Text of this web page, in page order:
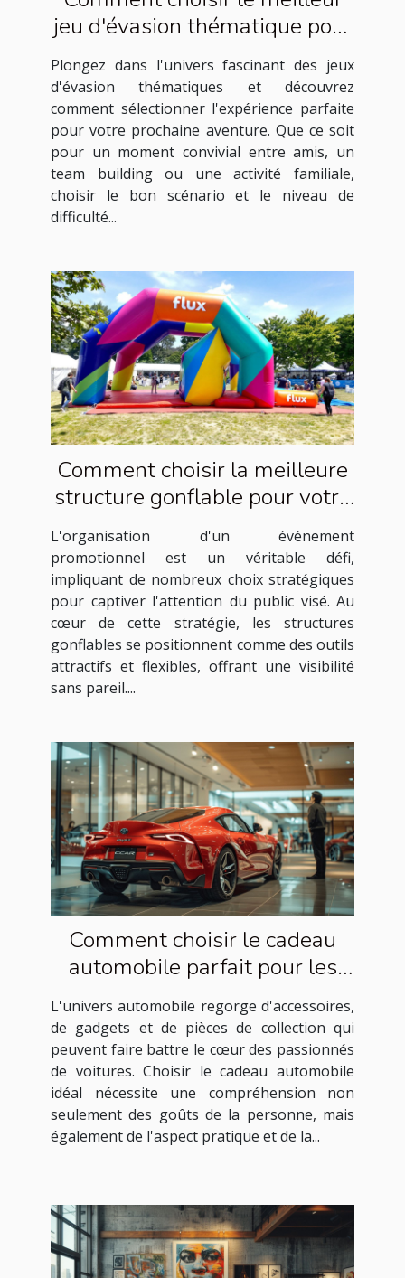
jeu d'évasion thématique pour
votre prochaine aventure
Plongez dans l'univers fascinant des jeux
d'évasion thématiques et découvrez
comment sélectionner l'expérience parfaite
pour votre prochaine aventure. Que ce soit
pour un moment convivial entre amis, un
team building ou une activité familiale,
choisir le bon scénario et le niveau de
difficulté...
Comment choisir la meilleure
structure gonflable pour votre
événement promotionnel
L'organisation d'un événement
promotionnel est un véritable défi,
impliquant de nombreux choix stratégiques
pour captiver l'attention du public visé. Au
cœur de cette stratégie, les structures
gonflables se positionnent comme des outils
attractifs et flexibles, offrant une visibilité
sans pareil....
Comment choisir le cadeau
automobile parfait pour les
passionnés de voitures
L'univers automobile regorge d'accessoires,
de gadgets et de pièces de collection qui
peuvent faire battre le cœur des passionnés
de voitures. Choisir le cadeau automobile
idéal nécessite une compréhension non
seulement des goûts de la personne, mais
également de l'aspect pratique et de la...